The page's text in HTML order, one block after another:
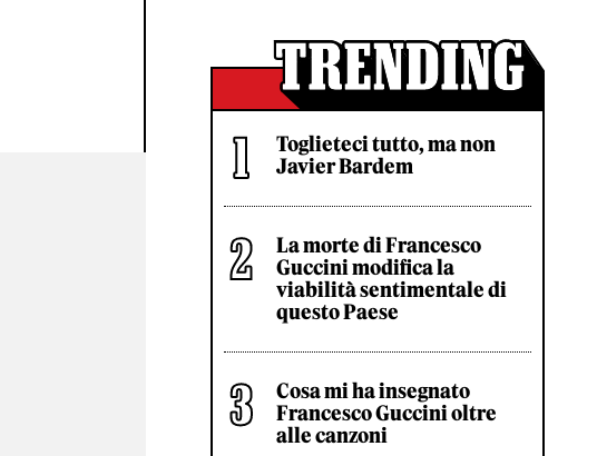
Toglieteci tutto, ma non
Javier Bardem
La morte di Francesco
Guccini modifica la
viabilità sentimentale di
questo Paese
Cosa mi ha insegnato
Francesco Guccini oltre
alle canzoni